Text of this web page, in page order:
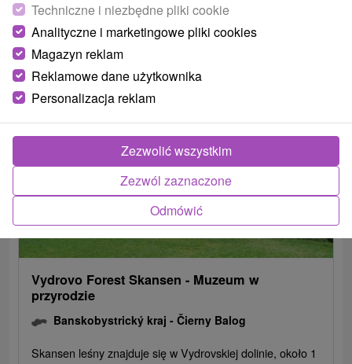
Wsie i miasta
Liptovská Sielnica(1) Čierny Balog(1)
Vydrovo Forest Skansen - Muzeum w
przyrodzie
Banskobystrický kraj -Čierny Balog
Skansen leśny znajduje się w Vydrovskiej dolinie, około 1
Techniczne i niezbędne pliki cookie
Analityczne i marketingowe pliki cookies
Magazyn reklam
Reklamowe dane użytkownika
Personalizacja reklam
Odmówić
Zezwól zaznaczone
Zezwolić wszystkim